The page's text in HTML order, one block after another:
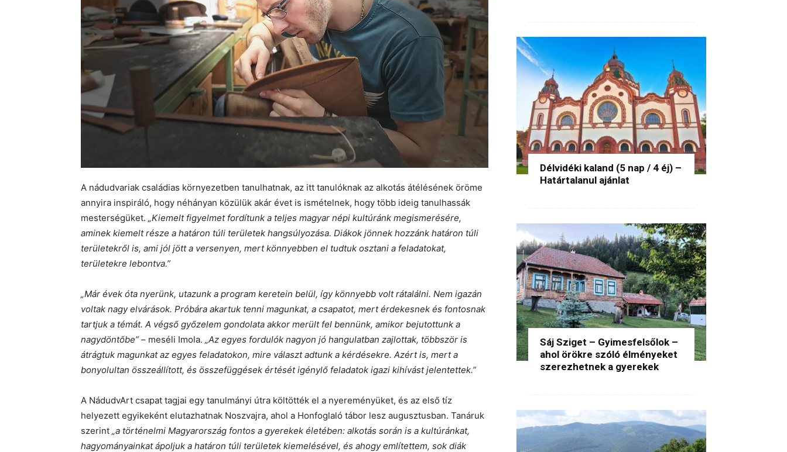
A nádudvariak családias környezetben tanulhatnak, az itt tanulóknak az alkotás átélésének öröme
annyira inspiráló, hogy néhányan közülük akár évet is ismételnek, hogy több ideig tanulhassák
mesterségüket. „Kiemelt figyelmet fordítunk a teljes magyar népi kultúránk megismerésére,
aminek kiemelt része a határon túli területek hangsúlyozása. Diákok jönnek hozzánk határon túli
területekről is, ami jól jött a versenyen, mert könnyebben el tudtuk osztani a feladatokat,
területekre lebontva.”
„Már évek óta nyerünk, utazunk a program keretein belül, így könnyebb volt rátalálni. Nem igazán
voltak nagy elvárások. Próbára akartuk tenni magunkat, a csapatot, mert érdekesnek és fontosnak
tartjuk a témát. A végső győzelem gondolata akkor merült fel bennünk, amikor bejutottunk a
nagydöntőbe” – meséli Imola. „Az egyes fordulók nagyon jó hangulatban zajlottak, többször is
átrágtuk magunkat az egyes feladatokon, mire választ adtunk a kérdésekre. Azért is, mert a
bonyolultan összeállított, és összefüggések értését igénylő feladatok igazi kihívást jelentettek.”
A NádudvArt csapat tagjai egy tanulmányi útra költötték el a nyereményüket, és az első tíz
helyezett egyikeként elutazhatnak Noszvajra, ahol a Honfoglaló tábor lesz augusztusban. Tanáruk
szerint „a történelmi Magyarország fontos a gyerekek életében: alkotás során is a kultúránkat,
hagyományainkat ápoljuk a határon túli területek kiemelésével, és ahogy említettem, sok diák
Délvidéki kaland (5 nap / 4 éj) –
Határtalanul ajánlat
Sáj Sziget – Gyimesfelsőlok –
ahol örökre szóló élményeket
szerezhetnek a gyerekek